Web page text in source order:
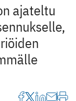
ajateltu